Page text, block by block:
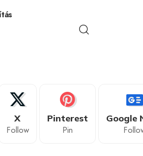
X
Follow
Pinterest
Pin
Google